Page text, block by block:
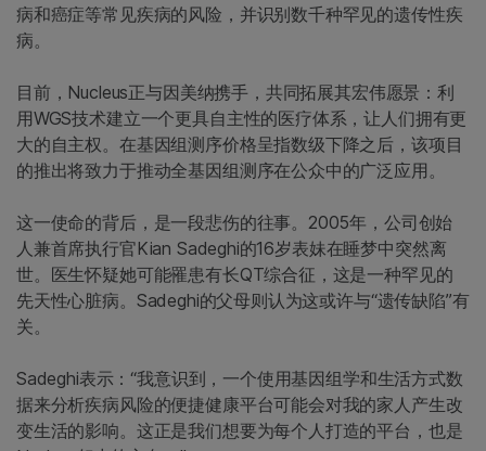
病和癌症等常见疾病的风险，并识别数千种罕见的遗传性疾
病。
目前，Nucleus正与因美纳携手，共同拓展其宏伟愿景：利
用WGS技术建立一个更具自主性的医疗体系，让人们拥有更
大的自主权。在基因组测序价格呈指数级下降之后，该项目
的推出将致力于推动全基因组测序在公众中的广泛应用。
这一使命的背后，是一段悲伤的往事。2005年，公司创始
人兼首席执行官Kian Sadeghi的16岁表妹在睡梦中突然离
世。医生怀疑她可能罹患有长QT综合征，这是一种罕见的
先天性心脏病。Sadeghi的父母则认为这或许与“遗传缺陷”有
关。
Sadeghi表示：“我意识到，一个使用基因组学和生活方式数
据来分析疾病风险的便捷健康平台可能会对我的家人产生改
变生活的影响。这正是我们想要为每个人打造的平台，也是